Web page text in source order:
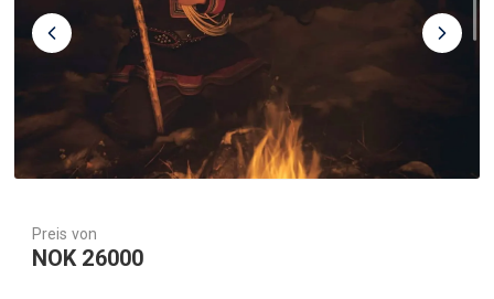
Preis von
NOK 26000